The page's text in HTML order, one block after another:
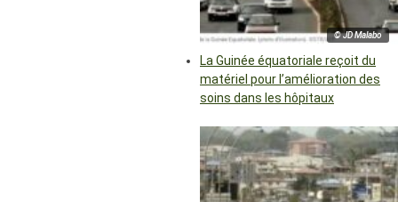
© JD Malabo
La Guinée équatoriale reçoit du
matériel pour l’amélioration des
soins dans les hôpitaux